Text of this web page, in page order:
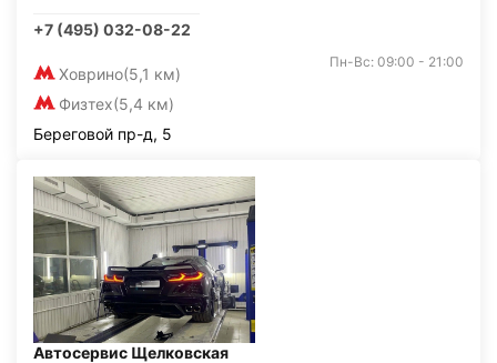
+7 (495) 032-08-22
Ховрино(5,1 км)
Физтех(5,4 км)
Пн-Вс: 09:00 - 21:00
Береговой пр-д, 5
Автосервис Щелковская